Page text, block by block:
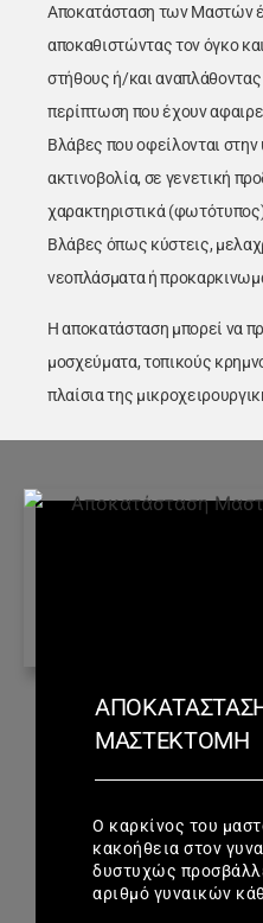
Αποκατάσταση των Μαστών
αποκαθιστώντας τον όγκο
στήθους ή/και
περίπτωση που έχουν
Βλάβες που οφείλονται
ακτινοβολία, σε γενετική
χαρακτηριστικά
Βλάβες όπως κύστεις,
νεοπλάσματα ή
Η αποκατάσταση μπορεί να
μοσχεύματα, τοπικούς
πλαίσια της
ΜΑΣΤΕΚΤΟΜΉ
Ο καρκίνος του
κακοήθεια στον
δυστυχώς
αριθμό γυναικών